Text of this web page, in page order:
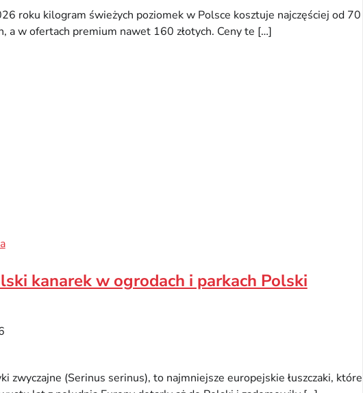
roku kilogram świeżych poziomek w Polsce kosztuje najczęściej od 70
a w ofertach premium nawet 160 złotych. Ceny te […]
kanarek w ogrodach i parkach Polski
zwyczajne (Serinus serinus), to najmniejsze europejskie łuszczaki, które